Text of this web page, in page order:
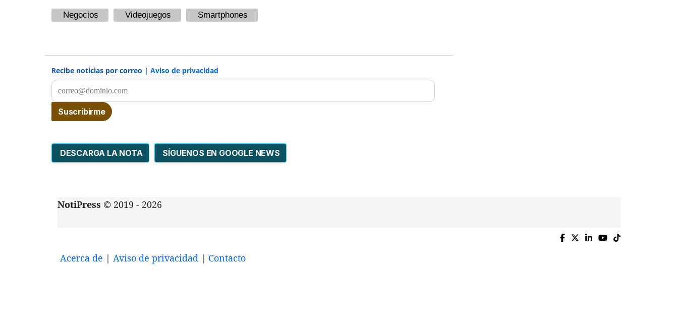
Negocios Videojuegos Smartphones
Recibe noticias por correo | Aviso de privacidad
DESCARGA LA NOTA SÍGUENOS EN GOOGLE NEWS
NotiPress © 2019 - 2026
Acerca de | Aviso de privacidad | Contacto